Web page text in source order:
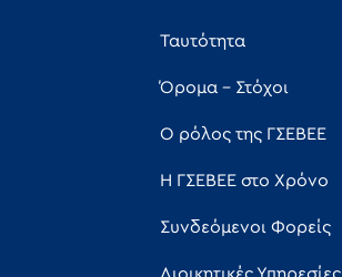
Ταυτότητα
Όρομα - Στόχοι
Ο ρόλος της ΓΣΕΒΕΕ
Η ΓΣΕΒΕΕ στο Χρόνο
Συνδεόμενοι Φορείς
Διοικητικές Υπηρεσίες